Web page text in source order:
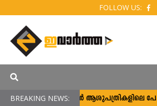
FOLLOW US:
BREAKING NEWS:
സർക്കാർ ആശുപത്രികളിലെ പേ